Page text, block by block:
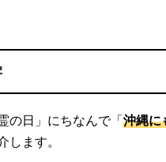
の日」にちなんで「沖縄に
します。